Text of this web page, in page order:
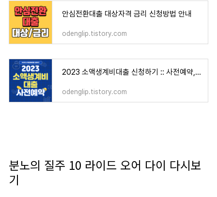
안심전환대출 대상자격 금리 신청방법 안내
odenglip.tistory.com
2023 소액생계비대출 신청하기 :: 사전예약, 신청방법
odenglip.tistory.com
분노의 질주 10 라이드 오어 다이 다시보
기